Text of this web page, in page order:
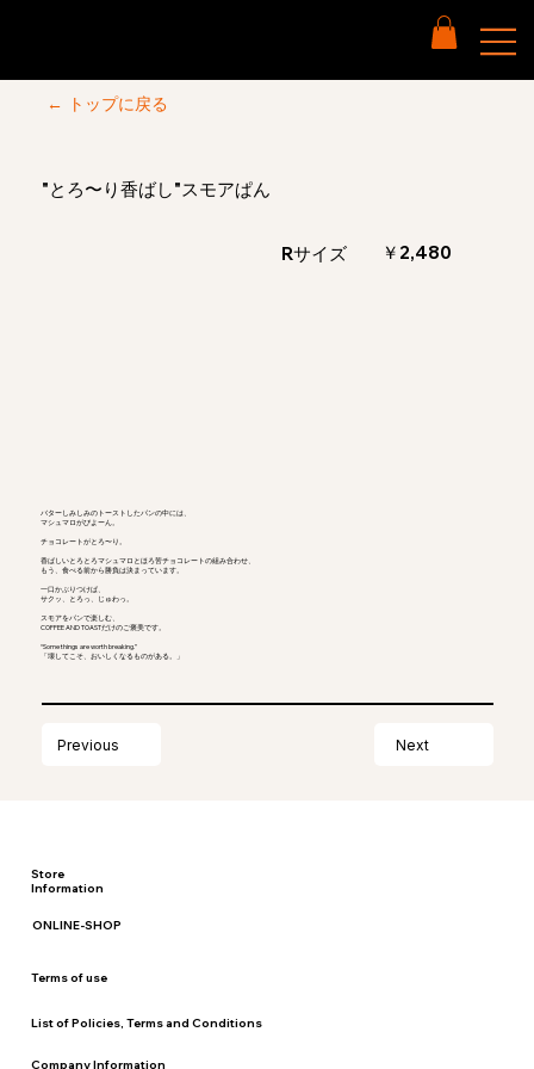
← トップに戻る
"とろ〜り香ばし"スモアぱん
￥2,480
Rサイズ
バターしみしみのトーストしたパンの中には、
マシュマロがびよーん。
チョコレートがとろ〜り。
香ばしいとろとろマシュマロとほろ苦チョコレートの組み合わせ、
もう、食べる前から勝負は決まっています。
一口かぶりつけば、
サクッ、とろっ、じゅわっ。
スモアをパンで楽しむ、
COFFEE AND TOASTだけのご褒美です。
“Some things are worth breaking.”
「壊してこそ、おいしくなるものがある。」
Previous Next
Store
Information
ONLINE-SHOP
Terms of use
List of Policies, Terms and Conditions
Company Information